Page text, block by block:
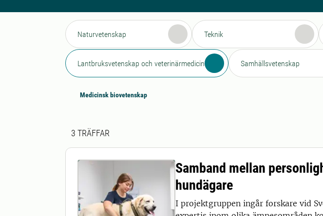
Naturvetenskap Teknik
Lantbruksvetenskap och veterinärmedicin Samhällsvetenskap
Medicinsk biovetenskap
Sökresultat
3 TRÄFFAR
Samband mellan
hundägare
I projektgruppen ingår forskare vid